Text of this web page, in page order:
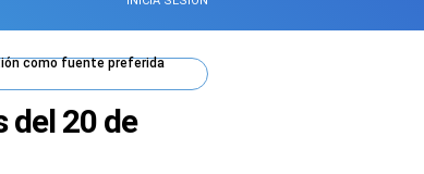
como fuente preferida
del 20 de